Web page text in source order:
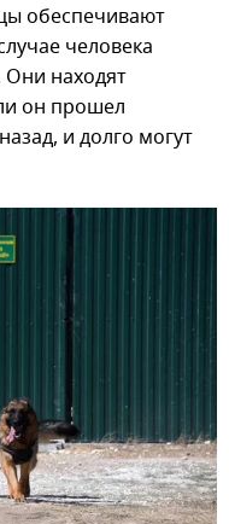
обеспечивают
человека
Они находят
он прошел
и долго могут